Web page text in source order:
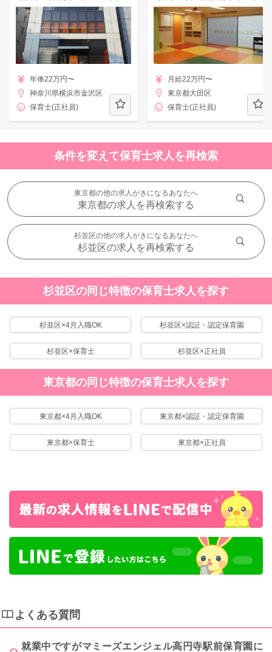
年俸22万円〜
神奈川県横浜市金沢区
保育士(正社員)
月給22万円〜
東京都大田区
保育士(正社員)
条件を変えて保育士求人を再検索
東京都の他の求人がきになるあなたへ
東京都の求人を再検索する
杉並区の他の求人がきになるあなたへ
杉並区の求人を再検索する
杉並区の同じ特徴の保育士求人を探す
杉並区×4月入職OK 杉並区×認証・認定保育園
杉並区×保育士 杉並区×正社員
東京都の同じ特徴の保育士求人を探す
東京都×4月入職OK 東京都×認証・認定保育園
東京都×保育士 東京都×正社員
よくある質問
就業中ですがマミーズエンジェル高円寺駅前保育園に